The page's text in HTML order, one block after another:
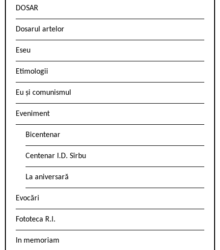
DOSAR
Dosarul artelor
Eseu
Etimologii
Eu și comunismul
Eveniment
Bicentenar
Centenar I.D. Sîrbu
La aniversară
Evocări
Fototeca R.l.
In memoriam